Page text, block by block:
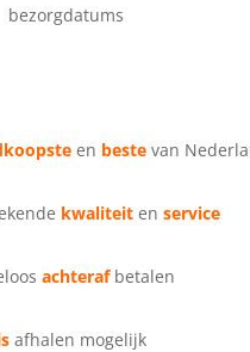
bezorgdatums
en bestevan
kwaliteiten service
achteraf betalen
afhalen mogelijk